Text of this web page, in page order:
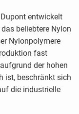
entwickelt
beliebtere Nylon
Nylonpolymere
fast
der hohen
ist, beschränkt sich
die industrielle